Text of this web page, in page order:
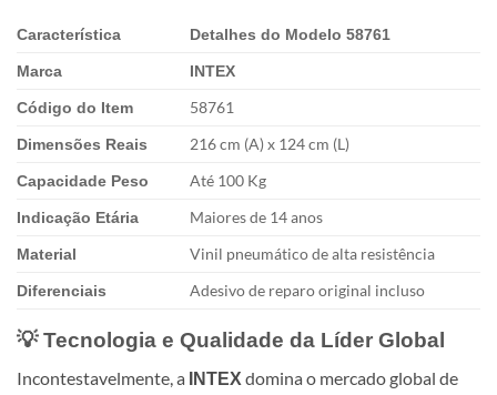
Característica Detalhes do Modelo 58761
Marca INTEX
Código do Item 58761
Dimensões Reais 216 cm (A) x 124 cm (L)
Capacidade Peso Até 100 Kg
Indicação Etária Maiores de 14 anos
Material Vinil pneumático de alta resistência
Diferenciais Adesivo de reparo original incluso
💡 Tecnologia e Qualidade da Líder Global
Incontestavelmente, a INTEX domina o mercado global de